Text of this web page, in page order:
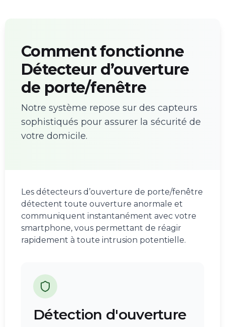
Comment fonctionne
Détecteur d’ouverture
de porte/fenêtre
Notre système repose sur des capteurs
sophistiqués pour assurer la sécurité de
votre domicile.
Les détecteurs d’ouverture de porte/fenêtre
détectent toute ouverture anormale et
communiquent instantanément avec votre
smartphone, vous permettant de réagir
rapidement à toute intrusion potentielle.
Détection d'ouverture